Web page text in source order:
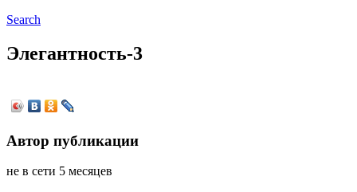
Search
Элегантность-3
Автор публикации
не в сети 5 месяцев